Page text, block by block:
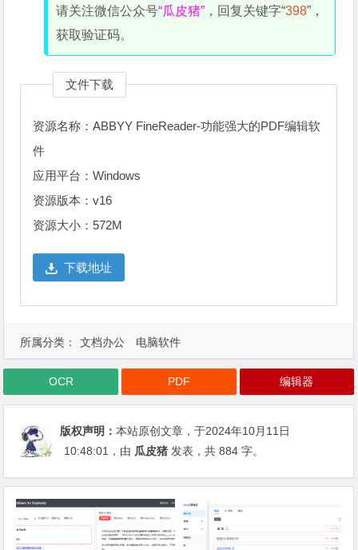
请关注微信公众号“瓜皮猪” ，回复关键字“398”，
获取验证码。
文件下载
资源名称：ABBYY FineReader-功能强大的PDF编辑软
件
应用平台：Windows
资源版本：v16
资源大小：572M
下载地址
所属分类： 文档办公 电脑软件
OCR PDF 编辑器
版权声明：本站原创文章，于2024年10月11日
10:48:01 ，由 瓜皮猪 发表，共 884 字。